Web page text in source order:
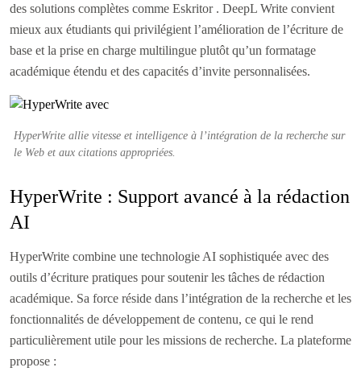
des solutions complètes comme Eskritor . DeepL Write convient
mieux aux étudiants qui privilégient l’amélioration de l’écriture de
base et la prise en charge multilingue plutôt qu’un formatage
académique étendu et des capacités d’invite personnalisées.
HyperWrite allie vitesse et intelligence à l’intégration de la recherche sur
le Web et aux citations appropriées.
HyperWrite : Support avancé à la rédaction
AI
HyperWrite combine une technologie AI sophistiquée avec des
outils d’écriture pratiques pour soutenir les tâches de rédaction
académique. Sa force réside dans l’intégration de la recherche et les
fonctionnalités de développement de contenu, ce qui le rend
particulièrement utile pour les missions de recherche. La plateforme
propose :